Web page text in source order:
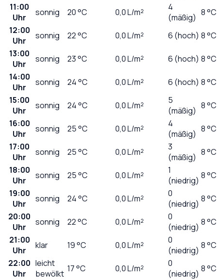
11:00
Uhr
sonnig 20°C 0,0L/m²
4
(mäßig) 8 °C
12:00
Uhr
sonnig 22°C 0,0L/m² 6 (hoch) 8 °C
13:00
Uhr
sonnig 23°C 0,0L/m² 6 (hoch) 8 °C
14:00
Uhr
sonnig 24°C 0,0L/m² 6 (hoch) 8 °C
15:00
Uhr
sonnig 24°C 0,0L/m²
5
(mäßig) 8 °C
16:00
Uhr
sonnig 25°C 0,0L/m²
4
(mäßig) 8 °C
17:00
Uhr
sonnig 25°C 0,0L/m²
3
(mäßig) 8 °C
18:00
Uhr
sonnig 25°C 0,0L/m²
1
(niedrig) 8 °C
19:00
Uhr
sonnig 24°C 0,0L/m²
0
(niedrig) 8 °C
20:00
Uhr
sonnig 22°C 0,0L/m²
0
(niedrig) 8 °C
21:00
Uhr
klar 19°C 0,0L/m²
0
(niedrig) 8 °C
22:00
Uhr
leicht
bewölkt 17°C 0,0L/m²
0
(niedrig) 8 °C